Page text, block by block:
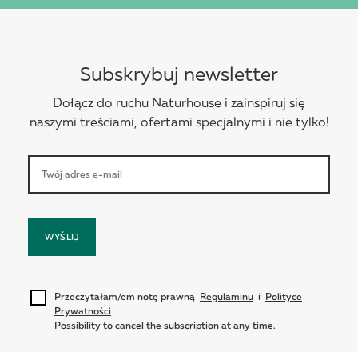
Subskrybuj newsletter
Dołącz do ruchu Naturhouse i zainspiruj się
naszymi treściami, ofertami specjalnymi i nie tylko!
WYŚLIJ
Przeczytałam/em notę prawną Regulaminu i Polityce
Prywatności
Possibility to cancel the subscription at any time.